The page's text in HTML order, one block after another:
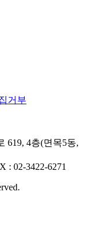
거부
619, 4층(면목5동,
: 02-3422-6271